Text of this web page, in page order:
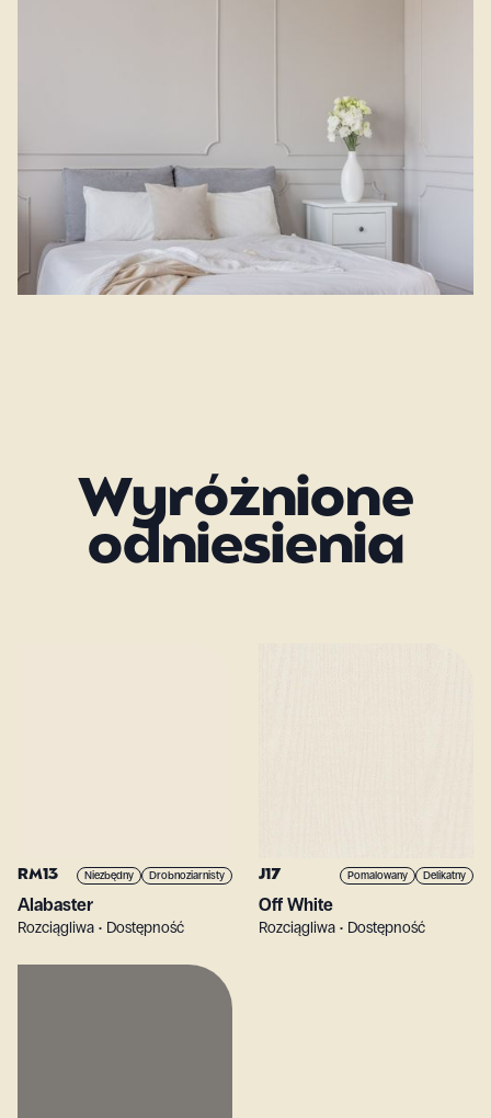
Wyróżnione
odniesienia
RM13 Niezbędny Drobnoziarnisty
Alabaster
Rozciągliwa • Dostępność
J17 Pomalowany Delikatny
Off White
Rozciągliwa • Dostępność